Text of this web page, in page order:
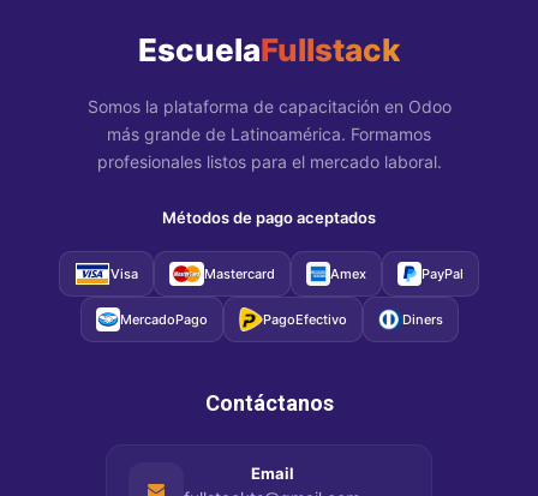
EscuelaFullstack
Somos la plataforma de capacitación en Odoo
más grande de Latinoamérica. Formamos
profesionales listos para el mercado laboral.
Métodos de pago aceptados
Visa Mastercard Amex PayPal
MercadoPago PagoEfectivo Diners
Contáctanos
Email